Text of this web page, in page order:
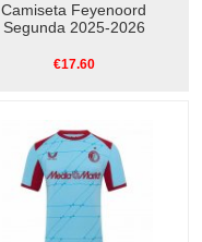
Camiseta Feyenoord
Segunda 2025-2026
€17.60